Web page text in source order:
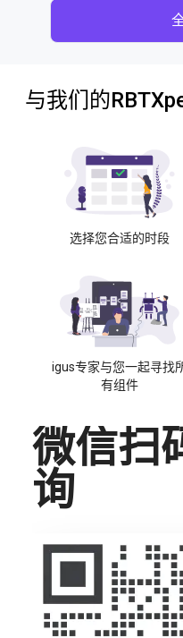
与我们的
选择您合适的时段
igus专家与您一起寻找
有组件
微信扫
询